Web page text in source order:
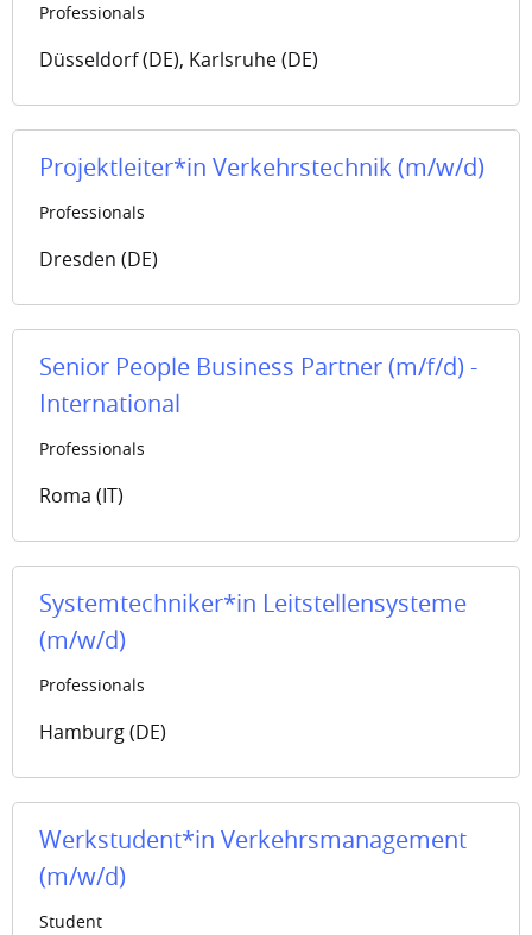
Professionals
Düsseldorf (DE), Karlsruhe (DE)
Projektleiter*in Verkehrstechnik (m/w/d)
Professionals
Dresden (DE)
Senior People Business Partner (m/f/d) -
International
Professionals
Roma (IT)
Systemtechniker*in Leitstellensysteme
(m/w/d)
Professionals
Hamburg (DE)
Werkstudent*in Verkehrsmanagement
(m/w/d)
Student